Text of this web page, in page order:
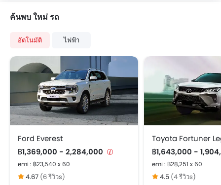
ค้นพบ ใหม่ รถ
อัตโนมัติ ไฟฟ้า
Ford Everest
฿1,369,000 - 2,284,000
emi : ฿23,540 x 60
4.67 (6 รีวิวs)
Toyota Fortuner
฿1,643,000 -
emi : ฿28,251 x 60
4.5 (4 รีวิวs)